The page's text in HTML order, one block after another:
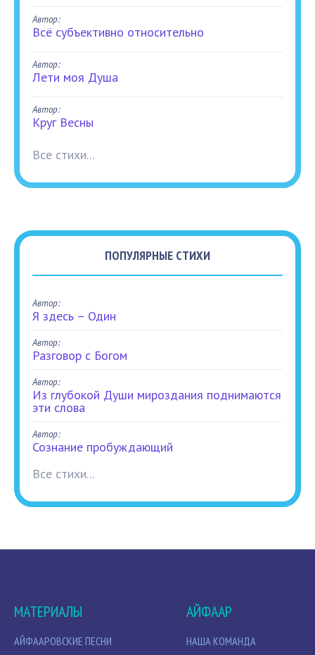
Автор:
Всё субъективно относительно
Автор:
Лети моя Душа
Автор:
Круг Весны
Все стихи...
ПОПУЛЯРНЫЕ СТИХИ
Автор:
Я здесь – Один
Автор:
Разговор с Богом
Автор:
Из глубокой Души мироздания поднимаются
эти слова
Автор:
Сознание пробуждающий
Все стихи...
МАТЕРИАЛЫ
АЙФААРОВСКИЕ ПЕСНИ
АЙФААР
НАША КОМАНДА